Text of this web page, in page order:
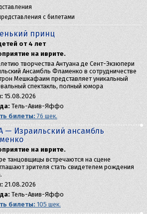
с билетами
принц
от 4 лет
на иврите.
творчества Антуана де Сент-Экзюпери
Ансамбль Фламенко в сотрудничестве
Мешкафаим представляет уникальный
спектакль, полный юмора
15.08.2026
Тель-Авив-Яффо
билеты: 76 шек.
— Израильский ансамбль
на иврите.
танцовщицы встречаются на сцене
зрителя стать свидетелем рождения
21.08.2026
Тель-Авив-Яффо
билеты: 105 шек.